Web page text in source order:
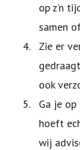
op z’n
samen
Zie er
ook
Ga je
hoeft
wij